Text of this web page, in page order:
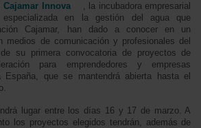
Cajamar Innova
, la incubadora empresarial
en la gestión del agua que
Cajamar, han dado a conocer en un
medios de comunicación y profesionales del
su primera convocatoria de proyectos de
para emprendedores y empresas
España, que se mantendrá abierta hasta el
lugar entre los días 16 y 17 de marzo. A
los proyectos elegidos tendrán, además de